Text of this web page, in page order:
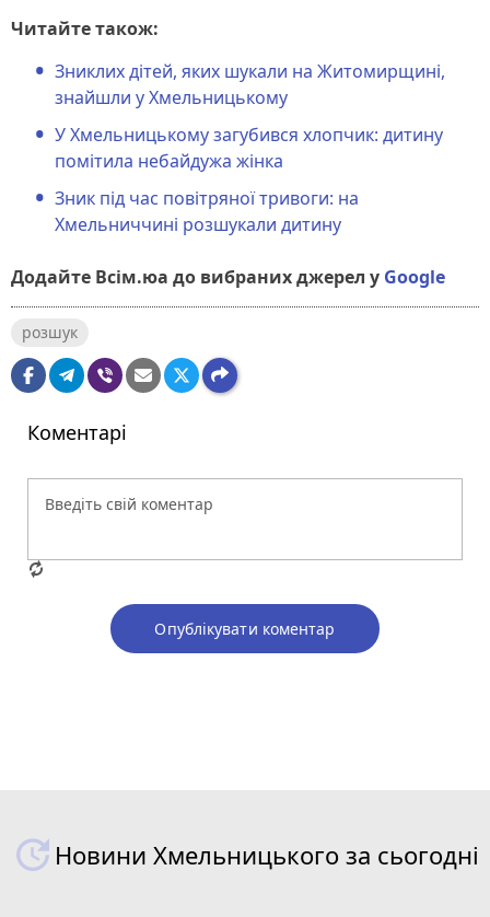
Читайте також:
Зниклих дітей, яких шукали на Житомирщині,
знайшли у Хмельницькому
У Хмельницькому загубився хлопчик: дитину
помітила небайдужа жінка
Зник під час повітряної тривоги: на
Хмельниччині розшукали дитину
Додайте Всім.юа до вибраних джерел у Google
розшук
Коментарі
Опублікувати коментар
Новини Хмельницького за сьогодні